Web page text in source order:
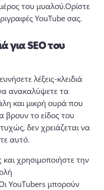
του μυαλού.Ορίστε
YouTube σας.
για SEO του
λέξεις-κλειδιά
ανακαλύψετε τα
και μικρή ουρά που
βρουν το είδος του
δεν χρειάζεται να
αυτό.
χρησιμοποιήστε την
YouTubers μπορούν